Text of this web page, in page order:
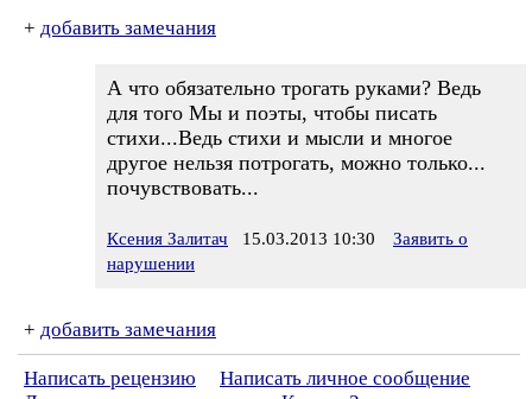
+ добавить замечания
А что обязательно трогать руками? Ведь
для того Мы и поэты, чтобы писать
стихи...Ведь стихи и мысли и многое
другое нельзя потрогать, можно только...
почувствовать...
Ксения Залитач 15.03.2013 10:30
Заявить о
нарушении
+ добавить замечания
Написать рецензию
Написать личное сообщение